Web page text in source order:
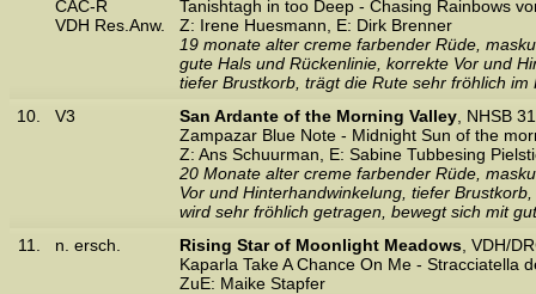
CAC-R
VDH Res.Anw.
Tanishtagh in too Deep - Chasing Rainbows
Z: Irene Huesmann, E: Dirk Brenner
19 monate alter creme farbender Rüde,
gute Hals und Rückenlinie, korrekte Vor und
tiefer Brustkorb, trägt die Rute sehr fröhlich
10.
V3 San Ardante of the Morning Valley , NHSB
Zampazar Blue Note - Midnight Sun of the
Z: Ans Schuurman, E: Sabine Tubbesing
20 Monate alter creme farbender Rüde,
Vor und Hinterhandwinkelung, tiefer
wird sehr fröhlich getragen, bewegt sich mit
11.
n. ersch. Rising Star of Moonlight Meadows , VDH/
Kaparla Take A Chance On Me - Stracciatella
ZuE: Maike Stapfer